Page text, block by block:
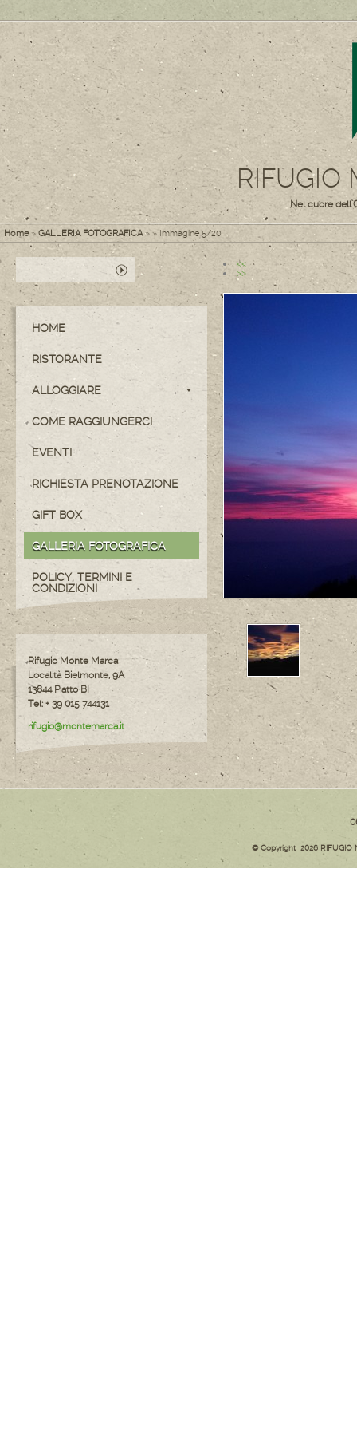
RIFUGIO
Nel cuore
Home» GALLERIA FOTOGRAFICA» » Immagine 5/20
<<
>>
HOME
RISTORANTE
ALLOGGIARE
COME RAGGIUNGERCI
EVENTI
RICHIESTA PRENOTAZIONE
GIFT BOX
GALLERIA FOTOGRAFICA
POLICY, TERMINI E
CONDIZIONI
Rifugio Monte Marca
Località Bielmonte, 9A
13844 Piatto BI
Tel: + 39 015 744131
rifugio@montemarca.it
© Copyright 2026 RIFUGIO